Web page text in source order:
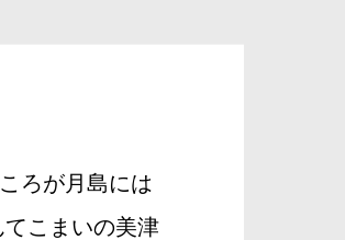
ろが月島には
こまいの美津